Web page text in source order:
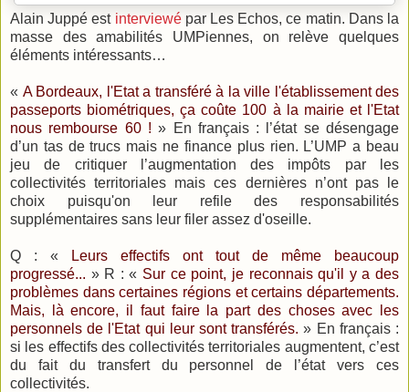
Alain Juppé est interviewépar Les Echos, ce matin. Dans la
masse des amabilités UMPiennes, on relève quelques
éléments intéressants…
« A Bordeaux, l'Etat a transféré à la ville l'établissement des
passeports biométriques, ça coûte 100 à la mairie et l'Etat
nous rembourse 60 ! » En français : l’état se désengage
d’un tas de trucs mais ne finance plus rien. L’UMP a beau
jeu de critiquer l’augmentation des impôts par les
collectivités territoriales mais ces dernières n’ont pas le
choix puisqu'on leur refile des responsabilités
supplémentaires sans leur filer assez d'oseille.
Q : «
Leurs effectifs ont tout de même beaucoup
progressé... » R : « Sur ce point, je reconnais qu'il y a des
problèmes dans certaines régions et certains départements.
Mais, là encore, il faut faire la part des choses avec les
personnels de l'Etat qui leur sont transférés. » En français :
si les effectifs des collectivités territoriales augmentent, c’est
du fait du transfert du personnel de l’état vers ces
collectivités.